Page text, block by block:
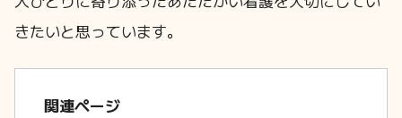
きたいと思っています。
関連ページ